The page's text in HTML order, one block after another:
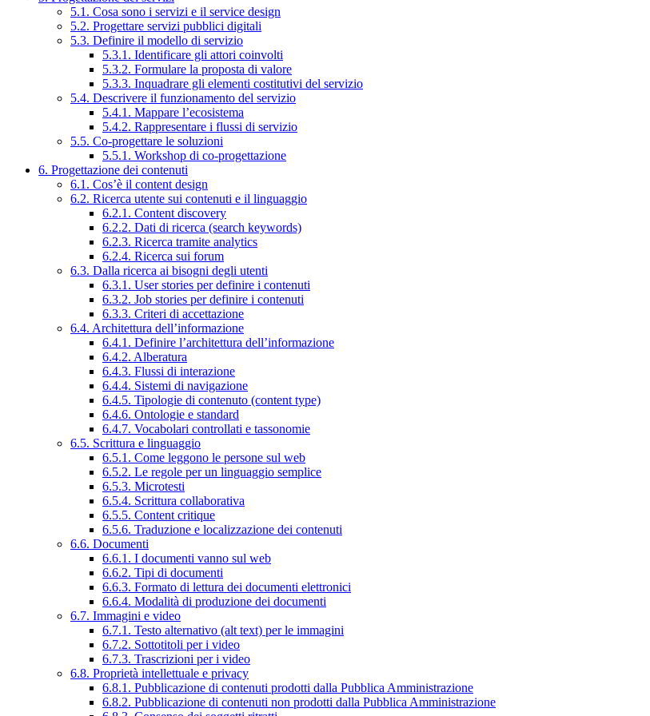
5.1. Cosa sono i servizi e il service design
5.2. Progettare servizi pubblici digitali
5.3. Definire il modello di servizio
5.3.1. Identificare gli attori coinvolti
5.3.2. Formulare la proposta di valore
5.3.3. Inquadrare gli elementi costitutivi del servizio
5.4. Descrivere il funzionamento del servizio
5.4.1. Mappare l’ecosistema
5.4.2. Rappresentare i flussi di servizio
5.5. Co-progettare le soluzioni
5.5.1. Workshop di co-progettazione
6. Progettazione dei contenuti
6.1. Cos’è il content design
6.2. Ricerca utente sui contenuti e il linguaggio
6.2.1. Content discovery
6.2.2. Dati di ricerca (search keywords)
6.2.3. Ricerca tramite analytics
6.2.4. Ricerca sui forum
6.3. Dalla ricerca ai bisogni degli utenti
6.3.1. User stories per definire i contenuti
6.3.2. Job stories per definire i contenuti
6.3.3. Criteri di accettazione
6.4. Architettura dell’informazione
6.4.1. Definire l’architettura dell’informazione
6.4.2. Alberatura
6.4.3. Flussi di interazione
6.4.4. Sistemi di navigazione
6.4.5. Tipologie di contenuto (content type)
6.4.6. Ontologie e standard
6.4.7. Vocabolari controllati e tassonomie
6.5. Scrittura e linguaggio
6.5.1. Come leggono le persone sul web
6.5.2. Le regole per un linguaggio semplice
6.5.3. Microtesti
6.5.4. Scrittura collaborativa
6.5.5. Content critique
6.5.6. Traduzione e localizzazione dei contenuti
6.6. Documenti
6.6.1. I documenti vanno sul web
6.6.2. Tipi di documenti
6.6.3. Formato di lettura dei documenti elettronici
6.6.4. Modalità di produzione dei documenti
6.7. Immagini e video
6.7.1. Testo alternativo (alt text) per le immagini
6.7.2. Sottotitoli per i video
6.7.3. Trascrizioni per i video
6.8. Proprietà intellettuale e privacy
6.8.1. Pubblicazione di contenuti prodotti dalla Pubblica Amministrazione
6.8.2. Pubblicazione di contenuti non prodotti dalla Pubblica Amministrazione